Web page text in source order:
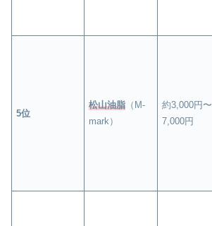
5位
松山油脂 （M-
mark）
約3,000円〜
7,000円